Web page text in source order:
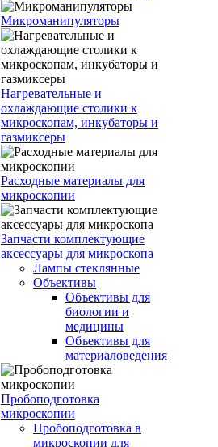
Микроманипуляторы
Нагревательные и
охлаждающие столики к
микроскопам, инкубаторы и
газмиксеры
Расходные материалы для
микроскопии
Запчасти комплектующие
аксессуары для микроскопа
Лампы стеклянные
Объективы
Объективы для
биологии и
медицины
Объективы для
материаловедения
Пробоподготовка
микроскопии
Пробоподготовка в
микроскопии для